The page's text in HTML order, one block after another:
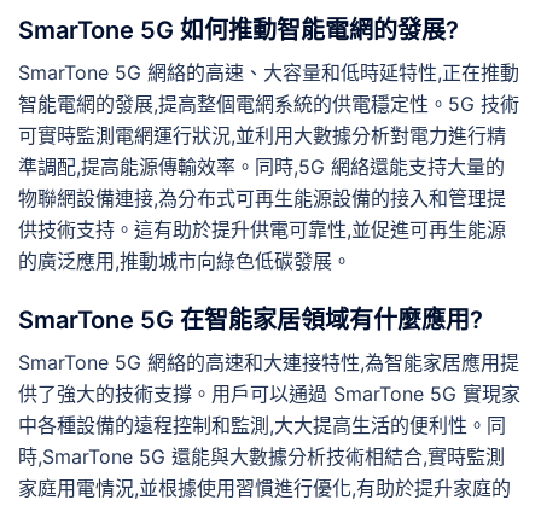
SmarTone 5G 如何推動智能電網的發展?
SmarTone 5G 網絡的高速、大容量和低時延特性,正在推動
智能電網的發展,提高整個電網系統的供電穩定性。5G 技術
可實時監測電網運行狀況,並利用大數據分析對電力進行精
準調配,提高能源傳輸效率。同時,5G 網絡還能支持大量的
物聯網設備連接,為分布式可再生能源設備的接入和管理提
供技術支持。這有助於提升供電可靠性,並促進可再生能源
的廣泛應用,推動城市向綠色低碳發展。
SmarTone 5G 在智能家居領域有什麼應用?
SmarTone 5G 網絡的高速和大連接特性,為智能家居應用提
供了強大的技術支撐。用戶可以通過 SmarTone 5G 實現家
中各種設備的遠程控制和監測,大大提高生活的便利性。同
時,SmarTone 5G 還能與大數據分析技術相結合,實時監測
家庭用電情況,並根據使用習慣進行優化,有助於提升家庭的